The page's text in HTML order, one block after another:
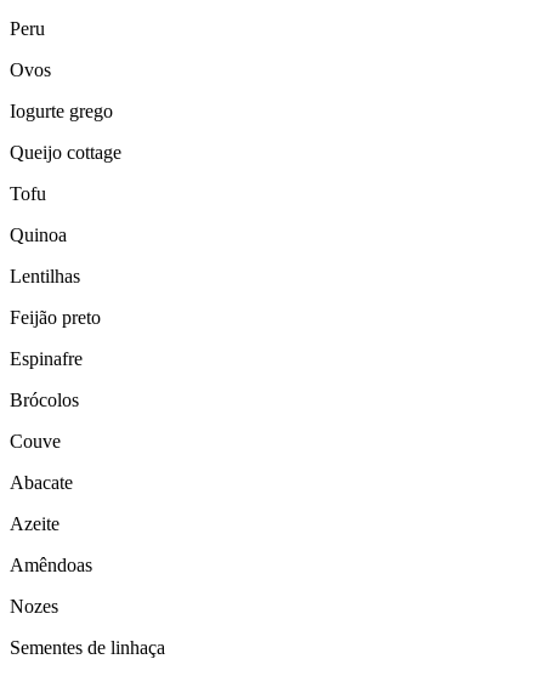
Peru
Ovos
Iogurte grego
Queijo cottage
Tofu
Quinoa
Lentilhas
Feijão preto
Espinafre
Brócolos
Couve
Abacate
Azeite
Amêndoas
Nozes
Sementes de linhaça